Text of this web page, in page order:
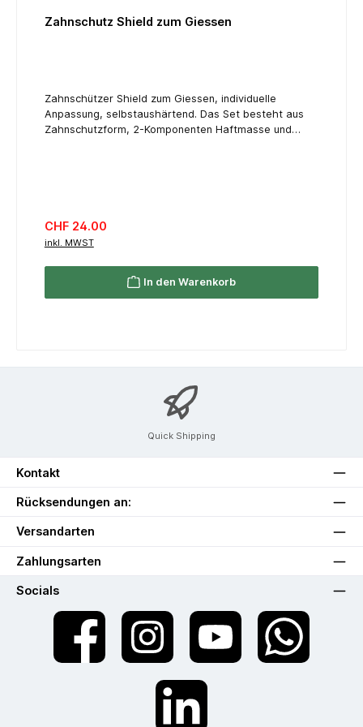
Zahnschutz Shield zum Giessen
Zahnschützer Shield zum Giessen, individuelle
Anpassung, selbstaushärtend. Das Set besteht aus
Zahnschutzform, 2-Komponenten Haftmasse und
Regulärer Preis:
CHF 24.00
inkl. MWST
In den Warenkorb
Quick Shipping
Kontakt
Rücksendungen an:
Versandarten
Zahlungsarten
Socials
Facebook Instagram YouTube WhatsApp
LinkedIn